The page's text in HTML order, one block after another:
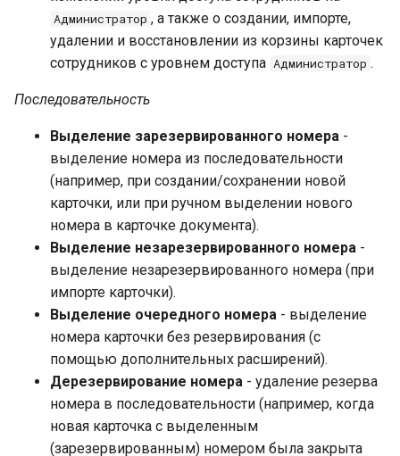
Администратор , а также о создании, импорте,
удалении и восстановлении из корзины карточек
сотрудников с уровнем доступа Администратор .
Последовательность
Выделение зарезервированного номера -
выделение номера из последовательности
(например, при создании/сохранении новой
карточки, или при ручном выделении нового
номера в карточке документа).
Выделение незарезервированного номера -
выделение незарезервированного номера (при
импорте карточки).
Выделение очередного номера - выделение
номера карточки без резервирования (с
помощью дополнительных расширений).
Дерезервирование номера - удаление резерва
номера в последовательности (например, когда
новая карточка с выделенным
(зарезервированным) номером была закрыта